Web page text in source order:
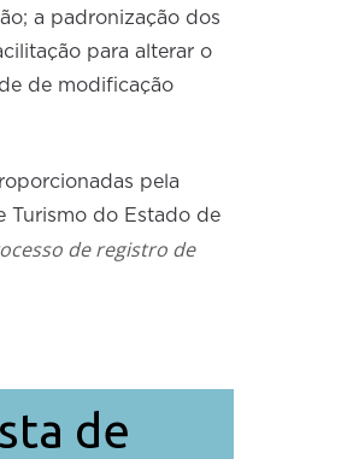
a padronização dos
para alterar o
de modificação
pela
Turismo do Estado de
de registro de
de